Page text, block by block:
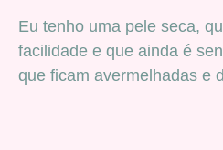
Eu tenho uma pele seca,
facilidade e que ainda é
que ficam avermelhadas e